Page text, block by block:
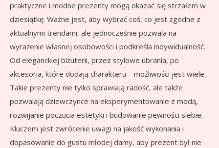
praktyczne i modne prezenty mogą okazać się strzałem w
dziesiątkę. Ważne jest, aby wybrać coś, co jest zgodne z
aktualnymi trendami, ale jednocześnie pozwala na
wyrażenie własnej osobowości i podkreśla indywidualność.
Od eleganckiej biżuterii, przez stylowe ubrania, po
akcesoria, które dodają charakteru – możliwości jest wiele.
Takie prezenty nie tylko sprawiają radość, ale także
pozwalają dziewczynce na eksperymentowanie z modą,
rozwijanie poczucia estetyki i budowanie pewności siebie.
Kluczem jest zwrócenie uwagi na jakość wykonania i
dopasowanie do gustu młodej damy, aby prezent był nie